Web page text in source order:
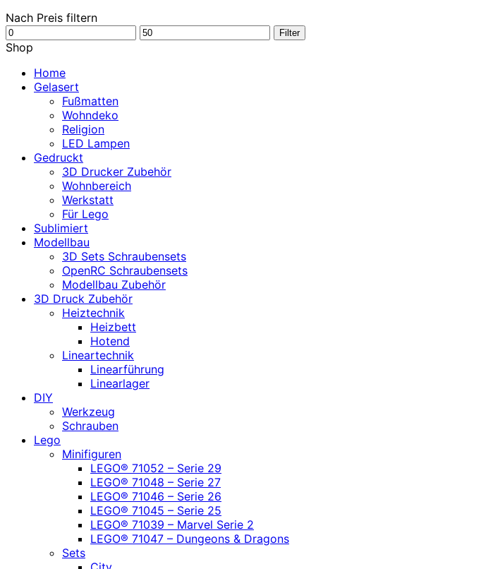
Nach Preis filtern
Min.
Preis
Max.
Filter
Shop
Home
Gelasert
Fußmatten
Wohndeko
Religion
LED Lampen
Gedruckt
3D Drucker Zubehör
Wohnbereich
Werkstatt
Für Lego
Sublimiert
Modellbau
3D Sets Schraubensets
OpenRC Schraubensets
Modellbau Zubehör
3D Druck Zubehör
Heiztechnik
Heizbett
Hotend
Lineartechnik
Linearführung
Linearlager
DIY
Werkzeug
Schrauben
Lego
Minifiguren
LEGO® 71052 – Serie 29
LEGO® 71048 – Serie 27
LEGO® 71046 – Serie 26
LEGO® 71045 – Serie 25
LEGO® 71039 – Marvel Serie 2
LEGO® 71047 – Dungeons & Dragons
Sets